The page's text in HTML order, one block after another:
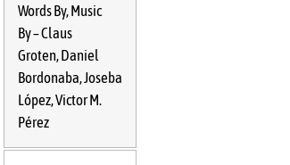
Words By, Music
By –Claus
Groten,Daniel
Bordonaba,Joseba
López,Victor M.
Pérez